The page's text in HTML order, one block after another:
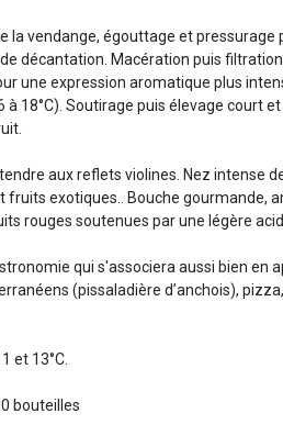
la vendange, égouttage et pressurage
décantation. Macération puis
une expression aromatique plus
18°C). Soutirage puis élevage court
aux reflets violines. Nez intense
fruits exotiques.. Bouche gourmande,
rouges soutenues par une légère
qui s'associera aussi bien en
(pissaladière d’anchois),
et 13°C.
bouteilles